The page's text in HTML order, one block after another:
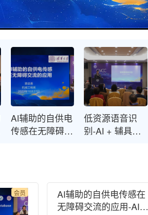
AI辅助的自供电
传感在无障碍交
梁-CNCC 2023
低资源语音识
别-AI + 辅具：
会员
AI辅助的自供电传感在
无障碍交流的应用-AI +